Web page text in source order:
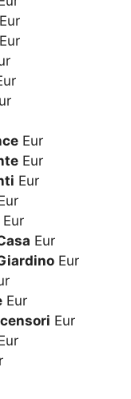
Eur
Eur
Eur
Eur
Eur
Eur
Eur
Eur
Eur
Eur